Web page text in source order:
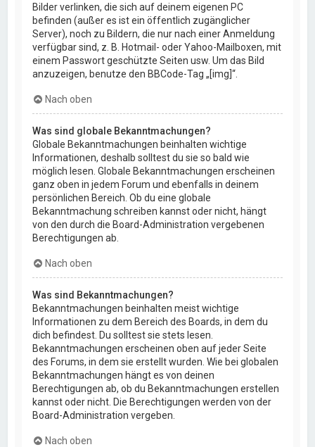
Bilder verlinken, die sich auf deinem eigenen PC
befinden (außer es ist ein öffentlich zugänglicher
Server), noch zu Bildern, die nur nach einer Anmeldung
verfügbar sind, z. B. Hotmail- oder Yahoo-Mailboxen, mit
einem Passwort geschützte Seiten usw. Um das Bild
anzuzeigen, benutze den BBCode-Tag „[img]“.
Nach oben
Was sind globale Bekanntmachungen?
Globale Bekanntmachungen beinhalten wichtige
Informationen, deshalb solltest du sie so bald wie
möglich lesen. Globale Bekanntmachungen erscheinen
ganz oben in jedem Forum und ebenfalls in deinem
persönlichen Bereich. Ob du eine globale
Bekanntmachung schreiben kannst oder nicht, hängt
von den durch die Board-Administration vergebenen
Berechtigungen ab.
Nach oben
Was sind Bekanntmachungen?
Bekanntmachungen beinhalten meist wichtige
Informationen zu dem Bereich des Boards, in dem du
dich befindest. Du solltest sie stets lesen.
Bekanntmachungen erscheinen oben auf jeder Seite
des Forums, in dem sie erstellt wurden. Wie bei globalen
Bekanntmachungen hängt es von deinen
Berechtigungen ab, ob du Bekanntmachungen erstellen
kannst oder nicht. Die Berechtigungen werden von der
Board-Administration vergeben.
Nach oben